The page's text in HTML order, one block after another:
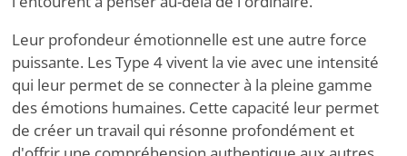
Leur profondeur émotionnelle est une autre force
puissante. Les Type 4 vivent la vie avec une intensité
qui leur permet de se connecter à la pleine gamme
des émotions humaines. Cette capacité leur permet
de créer un travail qui résonne profondément et